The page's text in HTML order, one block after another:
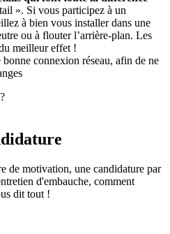
». Si vous participez à un
à bien vous installer dans une
ou à flouter l’arrière-plan. Les
meilleur effet !
connexion réseau, afin de ne
de motivation, une candidature par
d'embauche, comment
dit tout !